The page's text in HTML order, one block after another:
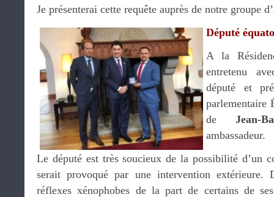
Je présenterai cette requête auprès de notre groupe
Député
A la
entretenu
député et
parlementaire
de Jean-
ambassadeur.
Le député est très soucieux de la possibilité d’un
serait provoqué par une intervention extérieure.
réflexes xénophobes de la part de certains de